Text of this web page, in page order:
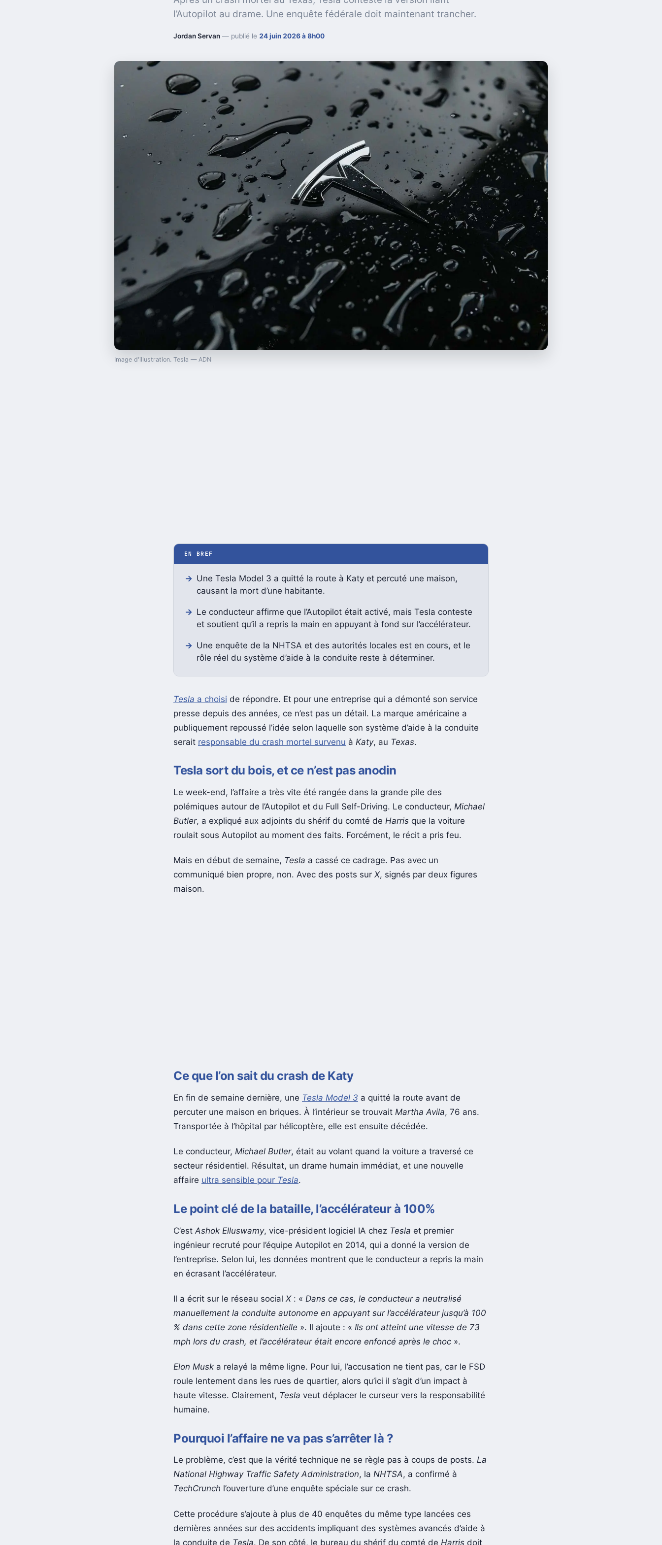
l’Autopilot au drame. Une enquête fédérale doit maintenant trancher.
Jordan Servan — publié le 24 juin 2026 à 8h00
Image d'illustration. Tesla — ADN
EN BREF
Une Tesla Model 3 a quitté la route à Katy et percuté une maison,
causant la mort d’une habitante.
Le conducteur affirme que l’Autopilot était activé, mais Tesla conteste
et soutient qu’il a repris la main en appuyant à fond sur l’accélérateur.
Une enquête de la NHTSA et des autorités locales est en cours, et le
rôle réel du système d’aide à la conduite reste à déterminer.
Tesla a choisi de répondre. Et pour une entreprise qui a démonté son service
presse depuis des années, ce n’est pas un détail. La marque américaine a
publiquement repoussé l’idée selon laquelle son système d’aide à la conduite
serait responsable du crash mortel survenu à Katy, au Texas.
Tesla sort du bois, et ce n’est pas anodin
Le week-end, l’affaire a très vite été rangée dans la grande pile des
polémiques autour de l’Autopilot et du Full Self-Driving. Le conducteur, Michael
Butler, a expliqué aux adjoints du shérif du comté de Harris que la voiture
roulait sous Autopilot au moment des faits. Forcément, le récit a pris feu.
Mais en début de semaine, Tesla a cassé ce cadrage. Pas avec un
communiqué bien propre, non. Avec des posts sur X, signés par deux figures
maison.
Ce que l’on sait du crash de Katy
En fin de semaine dernière, une Tesla Model 3
a quitté la route avant de
percuter une maison en briques. À l’intérieur se trouvait Martha Avila
Le conducteur,Michael Butler , était au volant quand la voiture a traversé ce
secteur résidentiel. Résultat, un drame humain immédiat, et une nouvelle
Le point clé de la bataille, l’accélérateur à 100%
C’est Ashok Elluswamy, vice-président logiciel IA chez Tesla
et premier
ingénieur recruté pour l’équipe Autopilot en 2014, qui a donné la version de
l’entreprise. Selon lui, les données montrent que le conducteur a repris la main
Il a écrit sur le réseau social X
Dans ce cas, le conducteur a neutralisé
manuellement la conduite autonome en appuyant sur l’accélérateur jusqu’à 100
% dans cette zone résidentielle
». Il ajoute : «
Ils ont atteint une vitesse de 73
Elon Musk a relayé la même ligne. Pour lui, l’accusation ne tient pas, car le FSD
roule lentement dans les rues de quartier, alors qu’ici il s’agit d’un impact à
haute vitesse. Clairement,
Pourquoi l’affaire ne va pas s’arrêter là ?
Le problème, c’est que la vérité technique ne se règle pas à coups de posts.
National Highway Traffic Safety Administration , la NHTSA , a confirmé à
Cette procédure s’ajoute à plus de 40 enquêtes du même type lancées ces
dernières années sur des accidents impliquant des systèmes avancés d’aide à